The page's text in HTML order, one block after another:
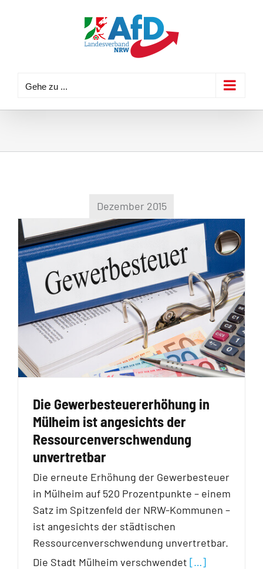
Gehe zu ...
Dezember 2015
Die Gewerbesteuererhöhung in
Mülheim ist angesichts der
Ressourcenverschwendung
unvertretbar
Die erneute Erhöhung der Gewerbesteuer
in Mülheim auf 520 Prozentpunkte – einem
Satz im Spitzenfeld der NRW-Kommunen –
ist angesichts der städtischen
Ressourcenverschwendung unvertretbar.
Die Stadt Mülheim verschwendet […]